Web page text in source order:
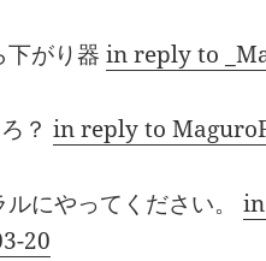
下がり器in reply to
？in reply to
ルにやってください。
20